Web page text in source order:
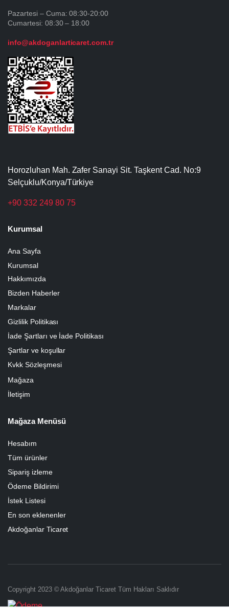
Pazartesi – Cuma: 08:30-20:00
Cumartesi: 08:30 – 18:00
info@akdoganlarticaret.com.tr
Horozluhan Mah. Zafer Sanayi Sit. Taşkent Cad. No:9
Selçuklu/Konya/Türkiye
+90 332 249 80 75
Kurumsal
Ana Sayfa
Kurumsal
Hakkımızda
Bizden Haberler
Markalar
Gizlilik Politikası
İade Şartları ve İade Politikası
Şartlar ve koşullar
Kvkk Sözleşmesi
Mağaza
İletişim
Mağaza Menüsü
Hesabım
Tüm ürünler
Sipariş izleme
Ödeme Bildirimi
İstek Listesi
En son eklenenler
Akdoğanlar Ticaret
Copyright 2023 © Akdoğanlar Ticaret Tüm Hakları Saklıdır